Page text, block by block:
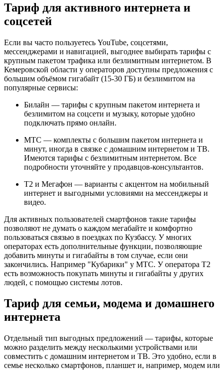
Тариф для активного интернета и
соцсетей
Если вы часто пользуетесь YouTube, соцсетями,
мессенджерами и навигацией, выгоднее выбирать тарифы с
крупным пакетом трафика или безлимитным интернетом. В
Кемеровской области у операторов доступны предложения с
большим объёмом гигабайт (15-30 ГБ) и безлимитом на
популярные сервисы:
Билайн — тарифы с крупным пакетом интернета и
безлимитом на соцсети и музыку, которые удобно
подключать прямо онлайн.
МТС — комплекты с большим пакетом интернета и
минут, иногда в связке с домашним интернетом и ТВ.
Имеются тарифы с безлимитным интернетом. Все
подробности уточняйте у продавцов-консультантов.
T2 и Мегафон — варианты с акцентом на мобильный
интернет и выгодными условиями на мессенджеры и
видео.
Для активных пользователей смартфонов такие тарифы
позволяют не думать о каждом мегабайте и комфортно
пользоваться связью в поездках по Кузбассу. У многих
операторах есть дополнительные функции, позволяющие
добавить минуты и гигабайты в том случае, если они
закончились. Например "Кубарики" у МТС. У оператора Т2
есть возможность покупать минуты и гигабайты у других
людей, с помощью системы лотов.
Тариф для семьи, модема и домашнего
интернета
Отдельный тип выгодных предложений — тарифы, которые
можно разделить между несколькими устройствами или
совместить с домашним интернетом и ТВ. Это удобно, если в
семье несколько смартфонов, планшет и, например, модем или